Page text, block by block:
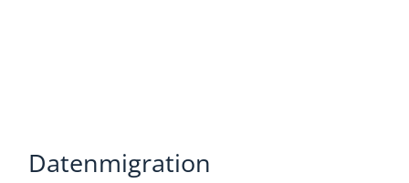
Datenmigration